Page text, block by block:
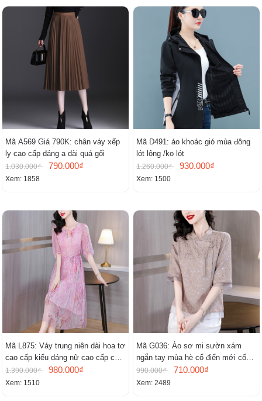
Mã A569 Giá 790K: chân váy xếp
ly cao cấp dáng a dài quá gối
1.030.000₫ 790.000₫
Xem: 1858
Mã D491: áo khoác gió mùa đông
lót lông /ko lót
1.260.000₫ 930.000₫
Xem: 1500
Mã L875: Váy trung niên dài hoa tơ
cao cấp kiểu dáng nữ cao cấp cao
cấp thần
1.390.000₫ 980.000₫
Xem: 1510
Mã G036: Áo sơ mi sườn xám
ngắn tay mùa hè cổ điển mới cổ
đứng
990.000₫ 710.000₫
Xem: 2489